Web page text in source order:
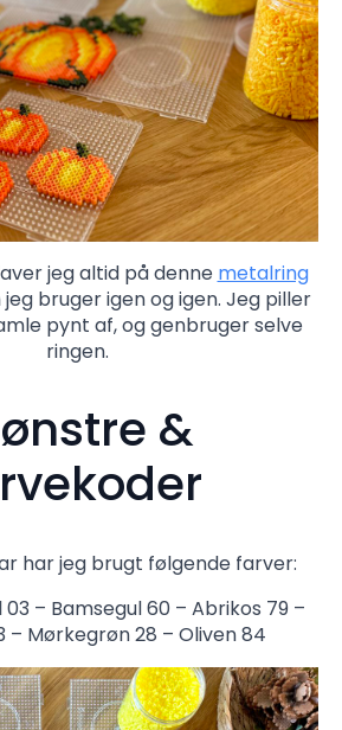
jeg altid på denne metalring
bruger igen og igen. Jeg piller
pynt af, og genbruger selve
ringen.
&
har jeg brugt følgende farver:
– Bamsegul 60 – Abrikos 79 –
– Mørkegrøn 28 – Oliven 84